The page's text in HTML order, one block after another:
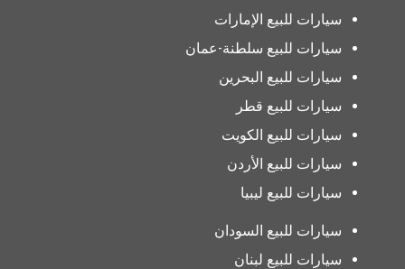
سيارات للبيع الإمارات
سيارات للبيع سلطنة-عمان
سيارات للبيع البحرين
سيارات للبيع قطر
سيارات للبيع الكويت
سيارات للبيع الأردن
سيارات للبيع ليبيا
سيارات للبيع السودان
سيارات للبيع لبنان